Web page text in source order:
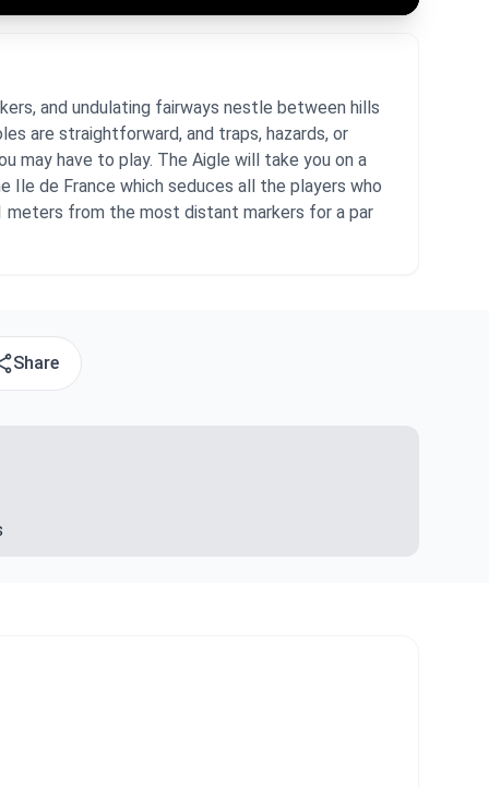
and undulating fairways nestle between hills
are straightforward, and traps, hazards, or
may have to play. The Aigle will take you on a
de France which seduces all the players who
meters from the most distant markers for a par
Share